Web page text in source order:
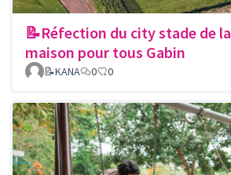
📝Réfection du city stade de la
maison pour tous Gabin
📝KANA 0 0